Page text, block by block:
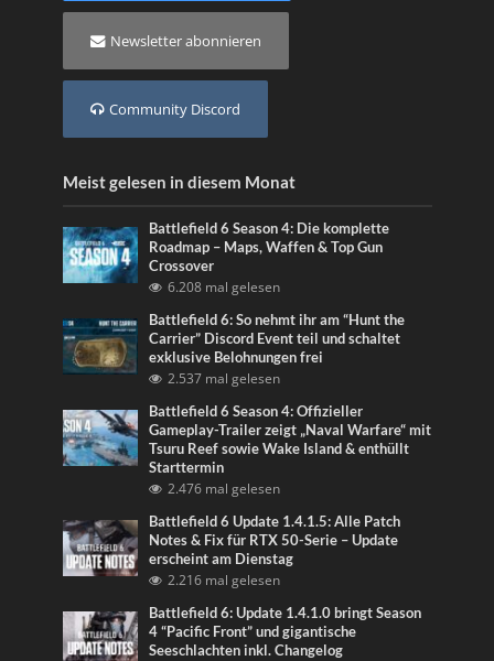
Newsletter abonnieren
Community Discord
Meist gelesen in diesem Monat
Battlefield 6 Season 4: Die komplette
Roadmap – Maps, Waffen & Top Gun
Crossover
6.208 mal gelesen
Battlefield 6: So nehmt ihr am “Hunt the
Carrier” Discord Event teil und schaltet
exklusive Belohnungen frei
2.537 mal gelesen
Battlefield 6 Season 4: Offizieller
Gameplay-Trailer zeigt „Naval Warfare“ mit
Tsuru Reef sowie Wake Island & enthüllt
Starttermin
2.476 mal gelesen
Battlefield 6 Update 1.4.1.5: Alle Patch
Notes & Fix für RTX 50-Serie – Update
erscheint am Dienstag
2.216 mal gelesen
Battlefield 6: Update 1.4.1.0 bringt Season
4 “Pacific Front” und gigantische
Seeschlachten inkl. Changelog